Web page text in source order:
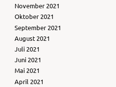
November 2021
Oktober 2021
September 2021
August 2021
Juli 2021
Juni 2021
Mai 2021
April 2021